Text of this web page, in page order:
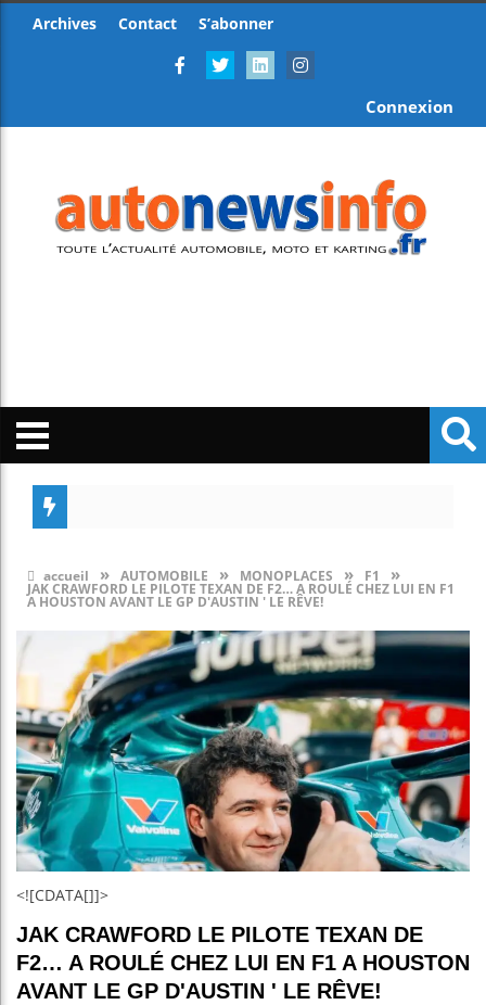
Archives Contact S’abonner
Connexion
accueil » AUTOMOBILE » MONOPLACES » F1 »
JAK CRAWFORD LE PILOTE TEXAN DE F2… A ROULÉ CHEZ LUI EN F1
A HOUSTON AVANT LE GP D'AUSTIN ' LE RÊVE!
<![CDATA[]]>
JAK CRAWFORD LE PILOTE TEXAN DE
F2… A ROULÉ CHEZ LUI EN F1 A HOUSTON
AVANT LE GP D'AUSTIN ' LE RÊVE!